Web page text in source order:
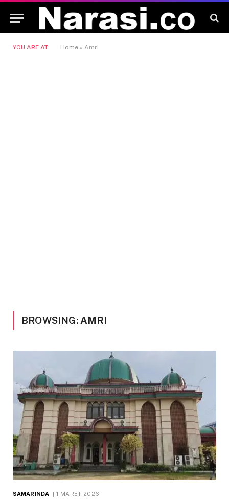
YOU ARE AT: Home » Amri
BROWSING: AMRI
SAMARINDA 1 MARET 2026